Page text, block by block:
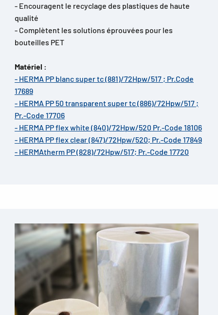
- Encouragent le recyclage des plastiques de haute
qualité
- Complètent les solutions éprouvées pour les
bouteilles PET
Matériel :
- HERMA PP blanc super tc (881)/72Hpw/517 ; Pr.Code
17689
- HERMA PP 50 transparent super tc (886)/72Hpw/517 ;
Pr.-Code 17706
- HERMA PP flex white (840)/72Hpw/520 Pr.-Code 18106
- HERMA PP flex clear (847)/72Hpw/520; Pr.-Code 17849
- HERMAtherm PP (828)/72Hpw/517; Pr.-Code 17720